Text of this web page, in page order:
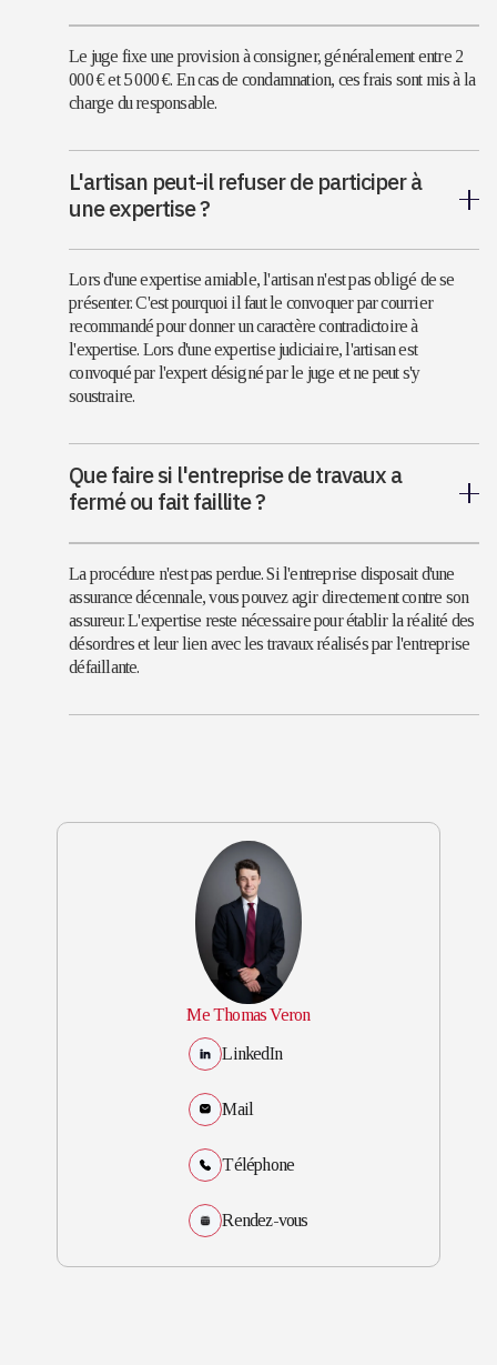
Le juge fixe une provision à consigner, généralement entre 2
000 € et 5 000 €. En cas de condamnation, ces frais sont mis à la
charge du responsable.
L'artisan peut-il refuser de participer à
une expertise ?
Lors d'une expertise amiable, l'artisan n'est pas obligé de se
présenter. C'est pourquoi il faut le convoquer par courrier
recommandé pour donner un caractère contradictoire à
l'expertise. Lors d'une expertise judiciaire, l'artisan est
convoqué par l'expert désigné par le juge et ne peut s'y
soustraire.
Que faire si l'entreprise de travaux a
fermé ou fait faillite ?
La procédure n'est pas perdue. Si l'entreprise disposait d'une
assurance décennale, vous pouvez agir directement contre son
assureur. L'expertise reste nécessaire pour établir la réalité des
désordres et leur lien avec les travaux réalisés par l'entreprise
défaillante.
Me Thomas Veron
LinkedIn
Mail
Téléphone
Rendez-vous